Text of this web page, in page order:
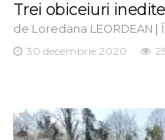
Trei obiceiuri
de Loredana LEORDEAN |
30 decembrie 2020